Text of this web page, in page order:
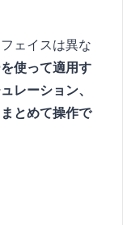
ェイスは異な
使って適用す
レーション、
とめて操作で